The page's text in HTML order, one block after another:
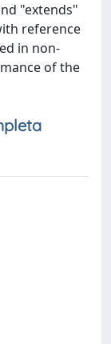
"extends"
reference
in non-
of the